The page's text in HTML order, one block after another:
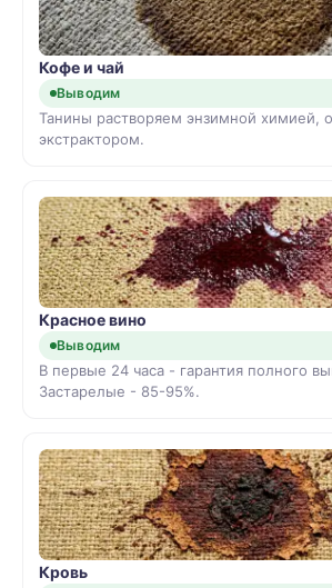
Кофе и чай
Выводим
Танины растворяем энзимной химией,
экстрактором.
Красное вино
Выводим
В первые 24 часа - гарантия полного
Застарелые - 85-95%.
Кровь